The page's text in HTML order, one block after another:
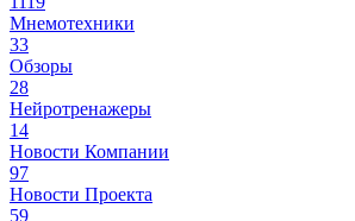
Мнемотехники
33
Обзоры
28
Нейротренажеры
14
Новости Компании
97
Новости Проекта
59